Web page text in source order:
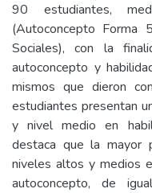
90 estudiantes,
(Autoconcepto Forma
Sociales), con la
autoconcepto y
mismos que dieron
estudiantes presentan
y nivel medio en
destaca que la mayor
niveles altos y medios
autoconcepto, de